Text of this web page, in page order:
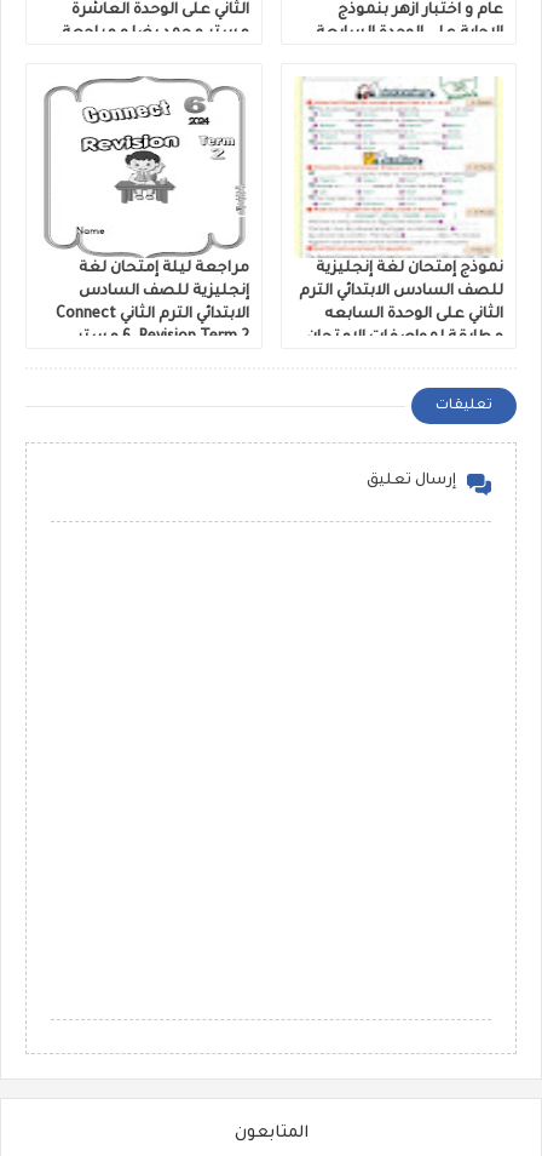
عام و اختبار ازهر بنموذج
الاجابة على الوحدة السابعة
الثاني على الوحدة العاشرة
مستر محمد رضا و مراجعة
نموذج إمتحان لغة إنجليزية
للصف السادس الابتدائي الترم
الثاني على الوحدة السابعه
مطابقة لمواصفات الامتحان
مراجعة ليلة إمتحان لغة
إنجليزية للصف السادس
الابتدائي الترم الثاني Connect
6. Revision Term 2 مستر
تعليقات
إرسال تعليق
المتابعون